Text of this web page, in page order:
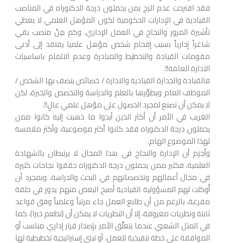
فقد اقترحت عدم الزج بمن يحملون درجة الدكتوراه في المناصب
القيادية في الإدارات الحكومية لكون المؤهل العلمي لا يعطي
تأشيرة المرور والنجاح في العمل الإداري، وكم مِنْ منصب بقي
شاغراً إدارياً بسبب إقحام شخص مؤهل علميا يفتقد إلى أدنى
مقومات القيادة والتخطيط والمبادرة وعدم الالمام باساسيات
الادارة العامة!!.
فالقيادة والجدارة القيادية والادارة / خصائص يتصف بها الشخص /
الموظف العام ويطوِّرها بالعلم والدراسة والتخصص والخبرة، لكن
لا يمكن أن تصنع لمجرد الحصول على مؤهل علمي عالٍ!!.
الغريب في الأمر أن أكثر الذين أيدوا ما ذهبت إليه كانوا ممن
يحملون درجة الدكتوراه فقد كانوا أكثر موضوعية، وأكثر ملامسة
لهذا الموضوع الهام.
وأجزم أن الإدارة والنجاح في هذا المجال لا يرتبطان بالشهادة
العلمية، فكثير ممن يحملون درجة الدكتوراه حققوا نجاحات كثيرة
في مجال أعمالهم وتخصصاتهم في البحث والدراسة، وبمجرد أن
أُوكلت لهم المسؤولية القيادية أصبح البعض منهم يدور في حلقة
مفرغة، بالرغم من أن طابع العمل جاء مرتباً وعلمياً وفق قواعد
ثابتة ونظريات معروفة، إلا أن النظريات لا يمكن أن (تطعم خبزا)، كما
في المثل الشعبي عندما يتعلَّق الأمر بإصدار قرار إداري مناسب أو
الموافقة على خطة تنفيذية للعمل، أو تبني إستراتيجية تخطيطية لها